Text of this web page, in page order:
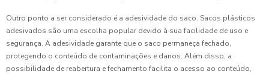
Outro ponto a ser considerado é a adesividade do saco. Sacos plásticos
adesivados são uma escolha popular devido à sua facilidade de uso e
segurança. A adesividade garante que o saco permaneça fechado,
protegendo o conteúdo de contaminações e danos. Além disso, a
possibilidade de reabertura e fechamento facilita o acesso ao conteúdo,